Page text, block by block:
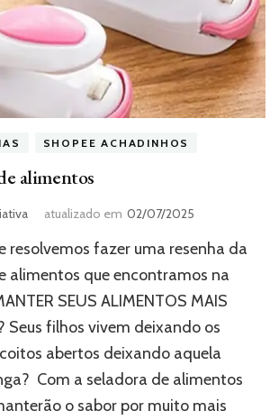
SHOPEE ACHADINHOS
alimentos
atualizado em 02/07/2025
resolvemos fazer uma resenha da
alimentos que encontramos na
SEUS ALIMENTOS MAIS
Seus filhos vivem deixando os
abertos deixando aquela
Com a seladora de alimentos
o sabor por muito mais